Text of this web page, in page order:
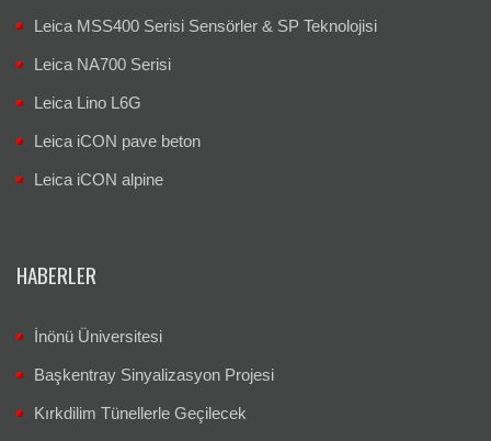
Leica MSS400 Serisi Sensörler & SP Teknolojisi
Leica NA700 Serisi
Leica Lino L6G
Leica iCON pave beton
Leica iCON alpine
HABERLER
İnönü Üniversitesi
Başkentray Sinyalizasyon Projesi
Kırkdilim Tünellerle Geçilecek